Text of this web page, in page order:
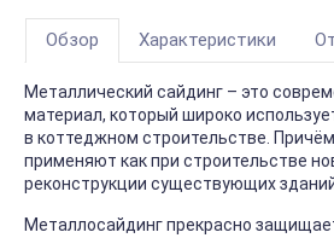
Обзор Характеристики
Металлический сайдинг – это
материал, который широко
в коттеджном строительстве.
применяют как при строительстве
реконструкции существующих
Металлосайдинг прекрасно